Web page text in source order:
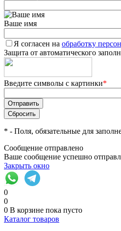
Ваше имя
Я согласен на обработку
Защита от автоматического
Введите символы с картинки*
* - Поля, обязательные для
Сообщение отправлено
Ваше сообщение успешно
Закрыть окно
0
0
0 В корзине пока пусто
Каталог товаров